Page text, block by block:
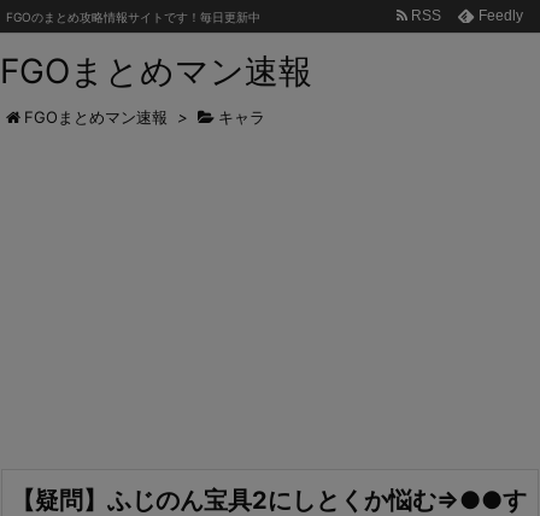
FGOまとめマン速報
FGOのまとめ攻略情報サイトです！毎日更新中 RSS Feedly
FGOまとめマン速報 > キャラ
【疑問】ふじのん宝具2にしとくか悩む⇒●●す